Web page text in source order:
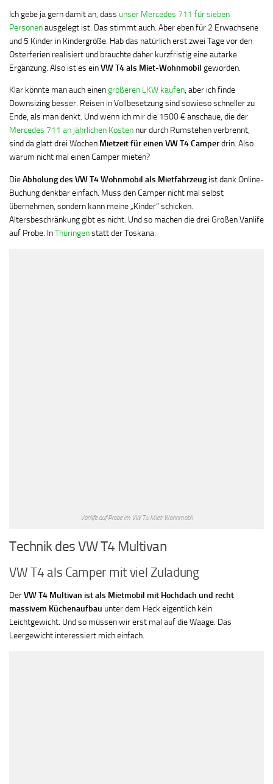
Ich gebe ja gern damit an, dass unser Mercedes 711 für sieben
Personenausgelegt ist. Das stimmt auch. Aber eben für 2 Erwachsene
und 5 Kinder in Kindergröße. Hab das natürlich erst zwei Tage vor den
Osterferien realisiert und brauchte daher kurzfristig eine autarke
Ergänzung. Also ist es einVW T4 als Miet-Wohnmobil geworden.
Klar könnte man auch einengrößeren LKW kaufen, aber ich finde
Downsizing besser. Reisen in Vollbesetzung sind sowieso schneller zu
Ende, als man denkt. Und wenn ich mir die 1500 € anschaue, die der
Mercedes 711 an jährlichen Kosten nur durch Rumstehen verbrennt,
sind da glatt drei Wochen Mietzeit für einen VW T4 Camperdrin. Also
warum nicht mal einen Camper mieten?
DieAbholung des VW T4 Wohnmobil als Mietfahrzeug ist dank Online-
Buchung denkbar einfach. Muss den Camper nicht mal selbst
übernehmen, sondern kann meine „Kinder“ schicken.
Altersbeschränkung gibt es nicht. Und so machen die drei Großen Vanlife
auf Probe. InThüringenstatt der Toskana.
Vanlife auf Probe im VW T4 Miet-Wohnmobil
Technik des VW T4 Multivan
VW T4 als Camper mit viel Zuladung
DerVW T4 Multivan ist als Mietmobil mit Hochdach und recht
massivem Küchenaufbau unter dem Heck eigentlich kein
Leichtgewicht. Und so müssen wir erst mal auf die Waage. Das
Leergewicht interessiert mich einfach.